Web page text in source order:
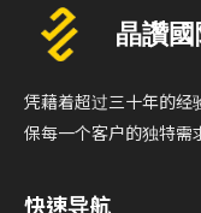
凭藉着超过三十年的经
保每一个客户的独特需
快速导航